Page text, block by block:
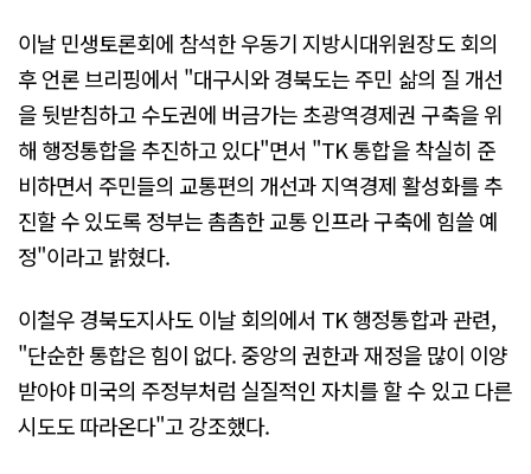
이날 민생토론회에 참석한 우동기 지방시대위원장도 회의
후 언론 브리핑에서 "대구시와 경북도는 주민 삶의 질 개선
을 뒷받침하고 수도권에 버금가는 초광역경제권 구축을 위
해 행정통합을 추진하고 있다"면서 "TK 통합을 착실히 준
비하면서 주민들의 교통편의 개선과 지역경제 활성화를 추
진할 수 있도록 정부는 촘촘한 교통 인프라 구축에 힘쓸 예
정"이라고 밝혔다.
이철우 경북도지사도 이날 회의에서 TK 행정통합과 관련,
"단순한 통합은 힘이 없다. 중앙의 권한과 재정을 많이 이양
받아야 미국의 주정부처럼 실질적인 자치를 할 수 있고 다른
시도도 따라온다"고 강조했다.